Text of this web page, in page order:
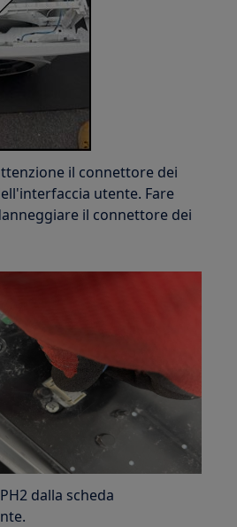
il connettore dei
utente. Fare
il connettore dei
dalla scheda